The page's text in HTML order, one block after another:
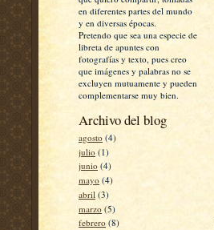
en diferentes partes del mundo
y en diversas épocas.
Pretendo que sea una especie de
libreta de apuntes con
fotografías y texto, pues creo
que imágenes y palabras no se
excluyen mutuamente y pueden
complementarse muy bien.
Archivo del blog
agosto (4)
julio (1)
junio (4)
mayo (4)
abril (3)
marzo (5)
febrero (8)